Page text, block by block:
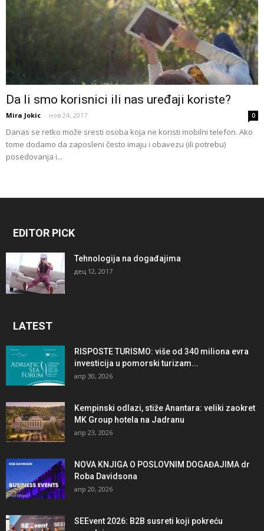
Da li smo korisnici ili nas uređaji koriste?
Mira Jokic - нов 24, 2017 0
Danas se retko može sresti osoba koja ne koristi mobilni telefon. Ako
tome dodamo da zaposleni često imaju i obavezu (ili potrebu)
posedovanja i...
EDITOR PICK
Tehnologija na događajima
дец 12, 2017
LATEST
RISPOSTE TURISMO: više od 340 miliona evra
investicija u pomorski turizam...
апр 30, 2026
Kempinski odlazi, stiže Anantara: veliki zaokret
MK Group hotela na Jadranu
апр 23, 2026
NOVA KNJIGA O POSLOVNIM DOGAĐAJIMA dr
Roba Davidsona
апр 20, 2026
SEEvent 2026: B2B susreti koji pokreću